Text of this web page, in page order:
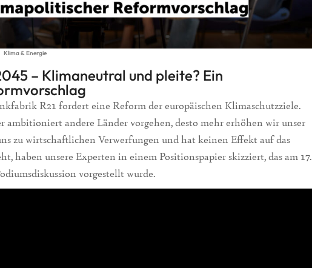
Klima & Energie
– Klimaneutral und pleite? Ein
R21 fordert eine Reform der europäischen Klimaschutzziele.
ambitioniert andere Länder vorgehen, desto mehr erhöhen wir unser
zu wirtschaftlichen Verwerfungen und hat keinen Effekt auf das
haben unsere Experten in einem Positionspapier skizziert, das am 17.
vorgestellt wurde.